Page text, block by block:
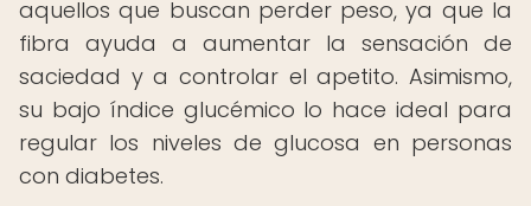
aquellos que buscan perder peso, ya que la
fibra ayuda a aumentar la sensación de
saciedad y a controlar el apetito. Asimismo,
su bajo índice glucémico lo hace ideal para
regular los niveles de glucosa en personas
con diabetes.